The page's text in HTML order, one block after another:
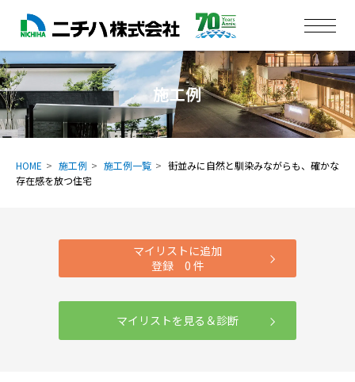
施工例
HOME 施工例 施工例一覧
街並みに自然と馴染みながらも、確かな
存在感を放つ住宅
マイリストに追加
登録 0 件
マイリストを見る＆診断